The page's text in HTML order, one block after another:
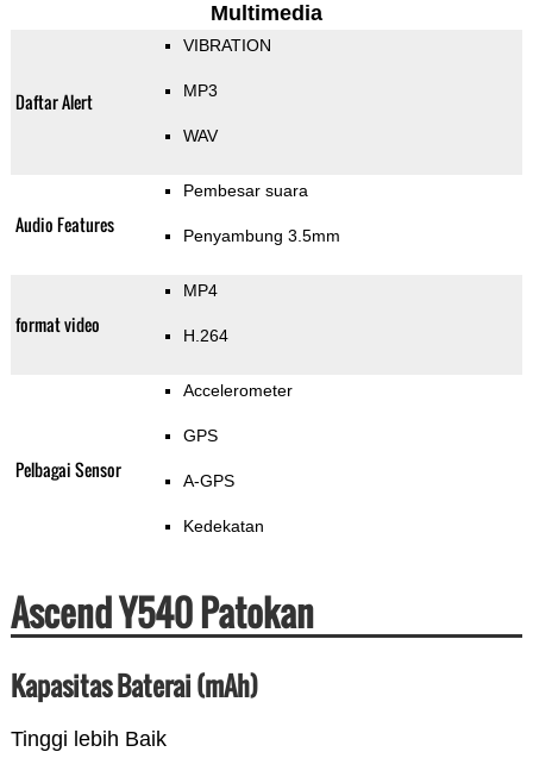
Multimedia
Daftar Alert
VIBRATION
MP3
WAV
Audio Features
Pembesar suara
Penyambung 3.5mm
format video
MP4
H.264
Pelbagai Sensor
Accelerometer
GPS
A-GPS
Kedekatan
Ascend Y540 Patokan
Kapasitas Baterai (mAh)
Tinggi lebih Baik